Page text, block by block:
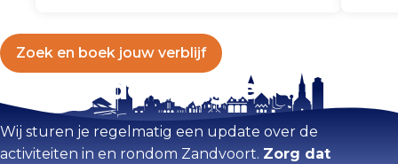
Zoek en boek jouw verblijf
Blijf op de hoogte
Wij sturen je regelmatig een update over de
activiteiten in en rondom Zandvoort. Zorg dat